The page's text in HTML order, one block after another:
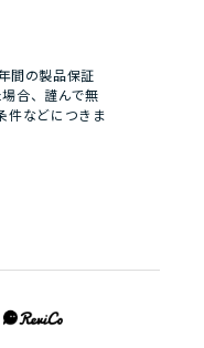
間の製品保証
合、謹んで無
件などにつきま